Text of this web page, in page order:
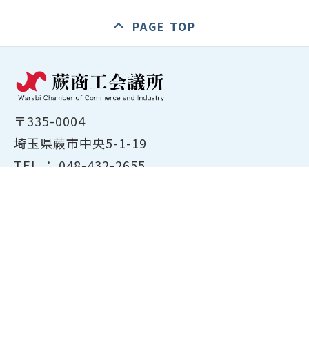
PAGE TOP
〒335-0004
埼玉県蕨市中央5-1-19
TEL ： 048-432-2655